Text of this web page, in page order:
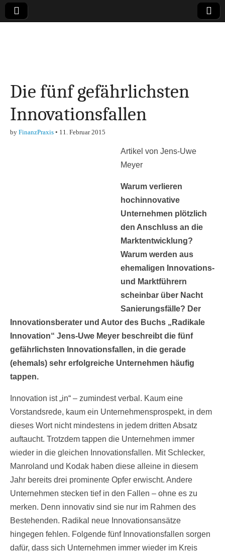
Finanzen,
Marketing-, Vertrieb-
& Investment-Tipps
Die fünf gefährlichsten
Innovationsfallen
by FinanzPraxis • 11. Februar 2015
Artikel von Jens-Uwe
Meyer
Warum verlieren
hochinnovative
Unternehmen plötzlich
den Anschluss an die
Marktentwicklung?
Warum werden aus
ehemaligen Innovations-
und Marktführern
scheinbar über Nacht
Sanierungsfälle? Der
Innovationsberater und Autor des Buchs „Radikale
Innovation“ Jens-Uwe Meyer beschreibt die fünf
gefährlichsten Innovationsfallen, in die gerade
(ehemals) sehr erfolgreiche Unternehmen häufig
tappen.
Innovation ist „in“ – zumindest verbal. Kaum eine
Vorstandsrede, kaum ein Unternehmensprospekt, in dem
dieses Wort nicht mindestens in jedem dritten Absatz
auftaucht. Trotzdem tappen die Unternehmen immer
wieder in die gleichen Innovationsfallen. Mit Schlecker,
Manroland und Kodak haben diese alleine in diesem
Jahr bereits drei prominente Opfer erwischt. Andere
Unternehmen stecken tief in den Fallen – ohne es zu
merken. Denn innovativ sind sie nur im Rahmen des
Bestehenden. Radikal neue Innovationsansätze
hingegen fehlen. Folgende fünf Innovationsfallen sorgen
dafür, dass sich Unternehmen immer wieder im Kreis